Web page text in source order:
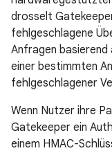
drosselt
fehlgeschlagene
Anfragen
einer bestimmten
fehlgeschlagener
Wenn Nutzer ihre
Gatekeeper ein
einem HMAC-